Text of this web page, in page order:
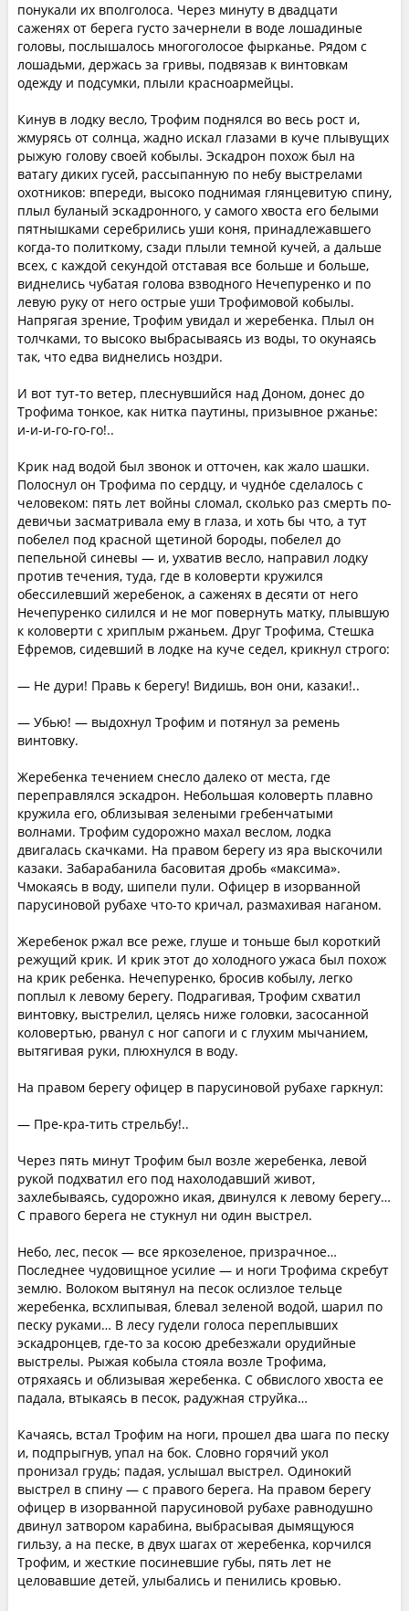
понукали их вполголоса. Через минуту в двадцати
саженях от берега густо зачернели в воде лошадиные
головы, послышалось многоголосое фырканье. Рядом с
лошадьми, держась за гривы, подвязав к винтовкам
одежду и подсумки, плыли красноармейцы.
Кинув в лодку весло, Трофим поднялся во весь рост и,
жмурясь от солнца, жадно искал глазами в куче плывущих
рыжую голову своей кобылы. Эскадрон похож был на
ватагу диких гусей, рассыпанную по небу выстрелами
охотников: впереди, высоко поднимая глянцевитую спину,
плыл буланый эскадронного, у самого хвоста его белыми
пятнышками серебрились уши коня, принадлежавшего
когда-то политкому, сзади плыли темной кучей, а дальше
всех, с каждой секундой отставая все больше и больше,
виднелись чубатая голова взводного Нечепуренко и по
левую руку от него острые уши Трофимовой кобылы.
Напрягая зрение, Трофим увидал и жеребенка. Плыл он
толчками, то высоко выбрасываясь из воды, то окунаясь
так, что едва виднелись ноздри.
И вот тут-то ветер, плеснувшийся над Доном, донес до
Трофима тонкое, как нитка паутины, призывное ржанье:
и-и-и-го-го-го!..
Крик над водой был звонок и отточен, как жало шашки.
Полоснул он Трофима по сердцу, и чудно́е сделалось с
человеком: пять лет войны сломал, сколько раз смерть по-
девичьи засматривала ему в глаза, и хоть бы что, а тут
побелел под красной щетиной бороды, побелел до
пепельной синевы — и, ухватив весло, направил лодку
против течения, туда, где в коловерти кружился
обессилевший жеребенок, а саженях в десяти от него
Нечепуренко силился и не мог повернуть матку, плывшую
к коловерти с хриплым ржаньем. Друг Трофима, Стешка
Ефремов, сидевший в лодке на куче седел, крикнул строго:
— Не дури! Правь к берегу! Видишь, вон они, казаки!..
— Убью! — выдохнул Трофим и потянул за ремень
винтовку.
Жеребенка течением снесло далеко от места, где
переправлялся эскадрон. Небольшая коловерть плавно
кружила его, облизывая зелеными гребенчатыми
волнами. Трофим судорожно махал веслом, лодка
двигалась скачками. На правом берегу из яра выскочили
казаки. Забарабанила басовитая дробь «максима».
Чмокаясь в воду, шипели пули. Офицер в изорванной
парусиновой рубахе что-то кричал, размахивая наганом.
Жеребенок ржал все реже, глуше и тоньше был короткий
режущий крик. И крик этот до холодного ужаса был похож
на крик ребенка. Нечепуренко, бросив кобылу, легко
поплыл к левому берегу. Подрагивая, Трофим схватил
винтовку, выстрелил, целясь ниже головки, засосанной
коловертью, рванул с ног сапоги и с глухим мычанием,
вытягивая руки, плюхнулся в воду.
На правом берегу офицер в парусиновой рубахе гаркнул:
— Пре-кра-тить стрельбу!..
Через пять минут Трофим был возле жеребенка, левой
рукой подхватил его под нахолодавший живот,
захлебываясь, судорожно икая, двинулся к левому берегу…
С правого берега не стукнул ни один выстрел.
Небо, лес, песок — все яркозеленое, призрачное…
Последнее чудовищное усилие — и ноги Трофима скребут
землю. Волоком вытянул на песок ослизлое тельце
жеребенка, всхлипывая, блевал зеленой водой, шарил по
песку руками… В лесу гудели голоса переплывших
эскадронцев, где-то за косою дребезжали орудийные
выстрелы. Рыжая кобыла стояла возле Трофима,
отряхаясь и облизывая жеребенка. С обвислого хвоста ее
падала, втыкаясь в песок, радужная струйка…
Качаясь, встал Трофим на ноги, прошел два шага по песку
и, подпрыгнув, упал на бок. Словно горячий укол
пронизал грудь; падая, услышал выстрел. Одинокий
выстрел в спину — с правого берега. На правом берегу
офицер в изорванной парусиновой рубахе равнодушно
двинул затвором карабина, выбрасывая дымящуюся
гильзу, а на песке, в двух шагах от жеребенка, корчился
Трофим, и жесткие посиневшие губы, пять лет не
целовавшие детей, улыбались и пенились кровью.